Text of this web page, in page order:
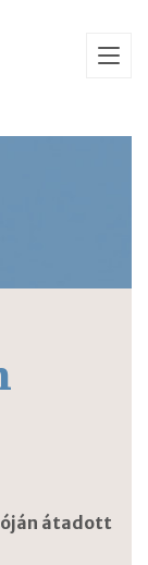
átadott